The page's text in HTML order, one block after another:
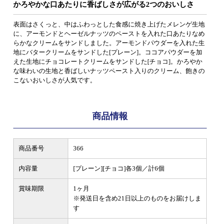
かろやかな口あたりに香ばしさが広がる2つのおいしさ
表面はさくっと、中はふわっとした食感に焼き上げたメレンゲ生地
に、アーモンドとヘーゼルナッツのペーストを入れた口あたりなめ
らかなクリームをサンドしました。アーモンドパウダーを入れた生
地にバタークリームをサンドした[プレーン]。ココアパウダーを加
えた生地にチョコレートクリームをサンドした[チョコ]。かろやか
な味わいの生地と香ばしいナッツペースト入りのクリーム、飽きの
こないおいしさが人気です。
商品情報
商品番号 366
内容量 [プレーン][チョコ]各3個／計6個
賞味期限
1ヶ月
※発送日を含め21日以上のものをお届けしま
す